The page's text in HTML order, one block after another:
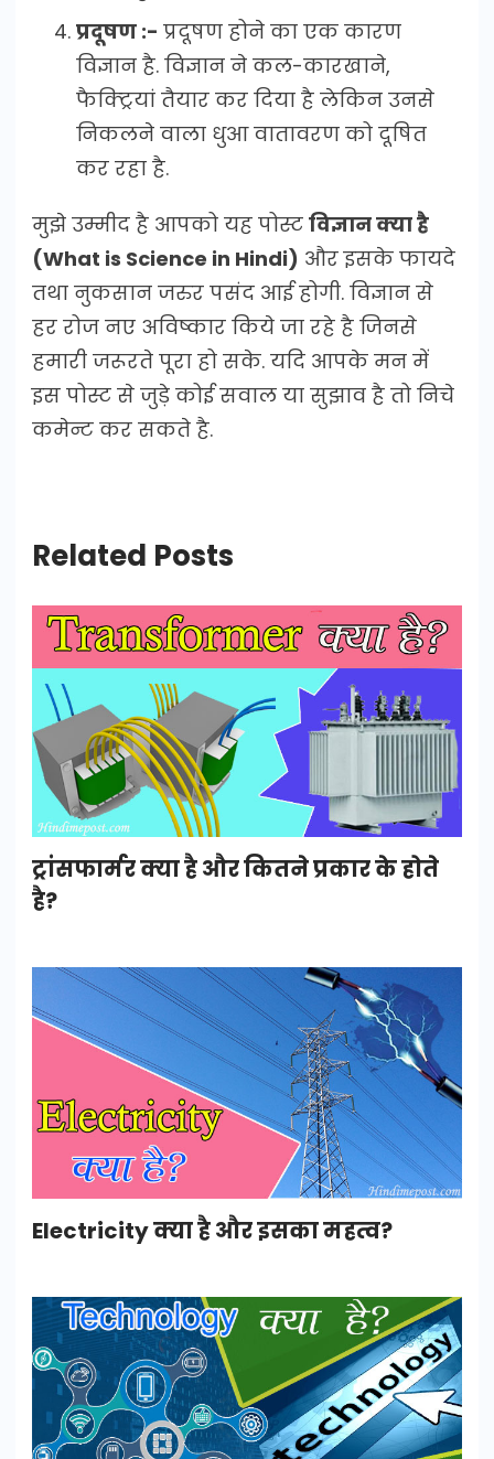
प्रदूषण :- प्रदूषण होने का एक कारण
विज्ञान है. विज्ञान ने कल-कारखाने,
फैक्ट्रियां तैयार कर दिया है लेकिन उनसे
निकलने वाला धुआ वातावरण को दूषित
कर रहा है.
मुझे उम्मीद है आपको यह पोस्ट विज्ञान क्या है
(What is Science in Hindi) और इसके फायदे
तथा नुकसान जरुर पसंद आई होगी. विज्ञान से
हर रोज नए अविष्कार किये जा रहे है जिनसे
हमारी जरूरते पूरा हो सके. यदि आपके मन में
इस पोस्ट से जुड़े कोई सवाल या सुझाव है तो निचे
कमेन्ट कर सकते है.
Related Posts
ट्रांसफार्मर क्या है और कितने प्रकार के होते
है?
Electricity क्या है और इसका महत्व?